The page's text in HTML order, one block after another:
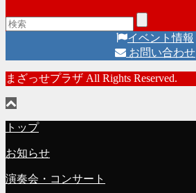
イベント情報
お問い合わせ
まざっせプラザ All Rights Reserved.
トップ
お知らせ
演奏会・コンサート